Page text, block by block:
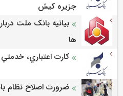
جزيره كيش
بیانیه بانک ملت
ها
كارت اعتباري،
ضرورت اصلاح نظام